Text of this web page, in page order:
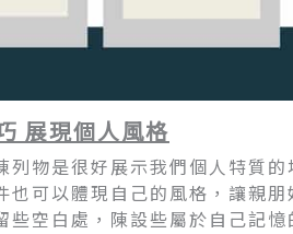
展現個人風格
列物是很好展示我們個人特質
也可以體現自己的風格，讓親
些空白處，陳設些屬於自己記憶